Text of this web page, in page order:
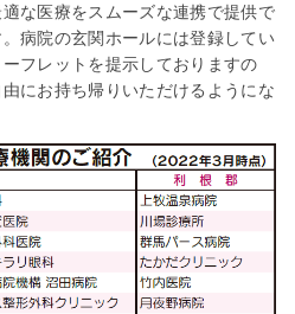
な医療をスムーズな連携で提供で
病院の玄関ホールには登録してい
フレットを提示しておりますの
にお持ち帰りいただけるようにな